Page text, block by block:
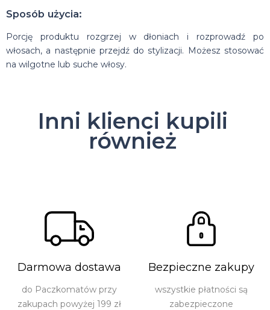
Sposób użycia:
Porcję produktu rozgrzej w dłoniach i rozprowadź po
włosach, a następnie przejdź do stylizacji. Możesz stosować
na wilgotne lub suche włosy.
Inni klienci kupili
również
Darmowa dostawa
do Paczkomatów przy
zakupach powyżej 199 zł
Bezpieczne zakupy
wszystkie płatności są
zabezpieczone